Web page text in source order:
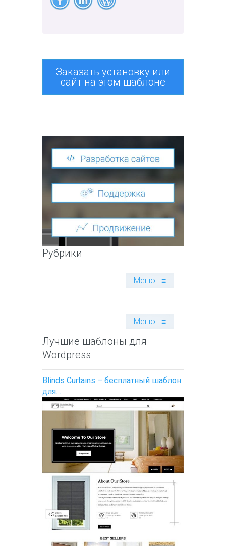
Заказать установку или
сайт на этом шаблоне
Рубрики
Меню ≡
Меню ≡
Лучшие шаблоны для
Wordpress
Blinds Curtains – бесплатный шаблон
для…